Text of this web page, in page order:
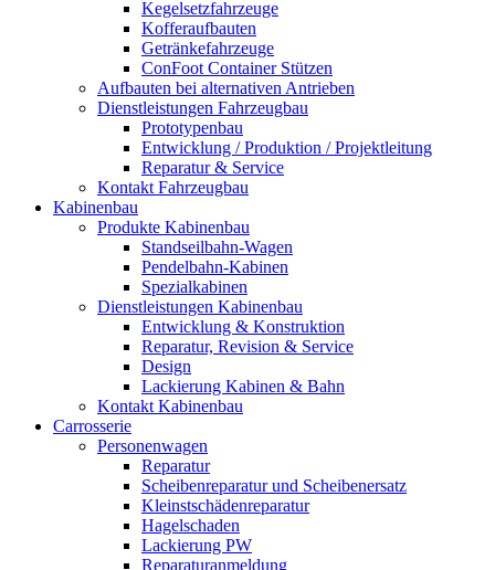
Kegelsetzfahrzeuge
Kofferaufbauten
Getränkefahrzeuge
ConFoot Container Stützen
Aufbauten bei alternativen Antrieben
Dienstleistungen Fahrzeugbau
Prototypenbau
Entwicklung / Produktion / Projektleitung
Reparatur & Service
Kontakt Fahrzeugbau
Kabinenbau
Produkte Kabinenbau
Standseilbahn-Wagen
Pendelbahn-Kabinen
Spezialkabinen
Dienstleistungen Kabinenbau
Entwicklung & Konstruktion
Reparatur, Revision & Service
Design
Lackierung Kabinen & Bahn
Kontakt Kabinenbau
Carrosserie
Personenwagen
Reparatur
Scheibenreparatur und Scheibenersatz
Kleinstschädenreparatur
Hagelschaden
Lackierung PW
Reparaturanmeldung